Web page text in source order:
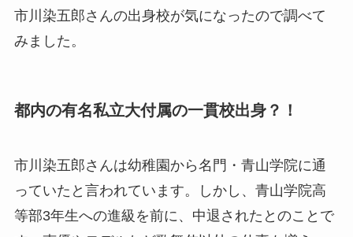
市川染五郎さんの出身校が気になったので調べて
みました。
都内の有名私立大付属の一貫校出身？！
市川染五郎さんは幼稚園から名門・青山学院に通
っていたと言われています。しかし、青山学院高
等部3年生への進級を前に、中退されたとのことで